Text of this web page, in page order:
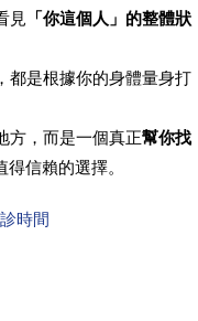
見 「你這個人」的整體狀
都是根據你的身體量身打
方，而是一個真正幫你找
信賴的選擇。
時間